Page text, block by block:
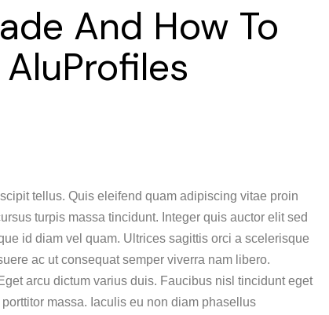
And How To
tellus. Quis eleifend quam adipiscing vitae proin
turpis massa tincidunt. Integer quis auctor elit sed
id diam vel quam. Ultrices sagittis orci a scelerisque
ac ut consequat semper viverra nam libero.
arcu dictum varius duis. Faucibus nisl tincidunt eget
massa. Iaculis eu non diam phasellus